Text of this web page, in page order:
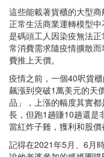
這些能載著貨櫃的大型
正常生活商業運轉模型
是碼頭工人因染疫無法
常消費需求隨疫情擴散
費推上天價。
疫情之前，一個40呎貨
飆漲到突破1萬美元的天
品」，上漲的幅度其實
長，但跑1趟賺10趟還是
當紅炸子雞，獲利和股價
記得在2021年5月、6月